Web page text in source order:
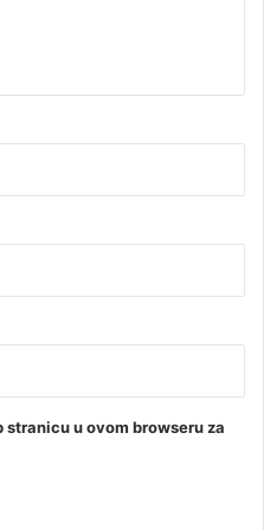
u ovom browseru za